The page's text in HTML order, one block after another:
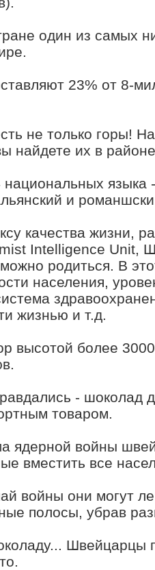
один из самых
23% от 8-
не только горы!
найдете их в
языка
и
качества жизни,
Intelligence Unit,
родиться. В
населения,
жизнью и т.д.
высотой более
- шоколад
товаром.
ядерной войны
вместить все
войны они могут
полосы, убрав
Швейцарцы